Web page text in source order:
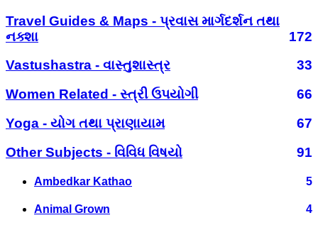
Travel Guides & Maps - પ્રવાસ માર્ગદર્શન તથા
નક્શા
172
Vastushastra - વાસ્તુશાસ્ત્ર
33
Women Related - સ્ત્રી ઉપયોગી
66
Yoga - યોગ તથા પ્રાણાયામ
67
Other Subjects - વિવિધ વિષયો
91
Ambedkar Kathao 5
Animal Grown 4